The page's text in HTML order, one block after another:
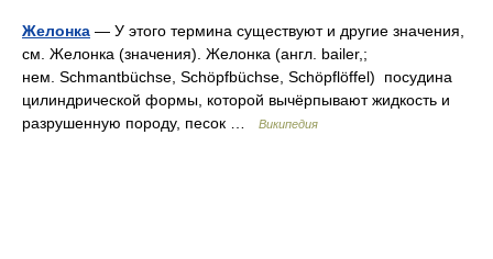
Желонка — У этого термина существуют и другие значения,
см. Желонка (значения). Желонка (англ. bailer,;
нем. Schmantbüchse, Schöpfbüchse, Schöpflöffel) посудина
цилиндрической формы, которой вычёрпывают жидкость и
разрушенную породу, песок …
Википедия